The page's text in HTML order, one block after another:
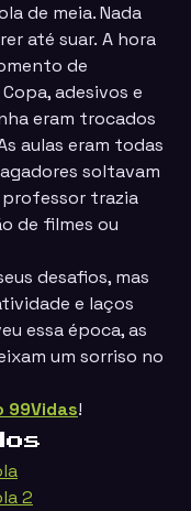
de meia. Nada
até suar. A hora
de
adesivos e
eram trocados
aulas eram todas
soltavam
professor trazia
de filmes ou
desafios, mas
e laços
essa época, as
um sorriso no
99Vidas!
2